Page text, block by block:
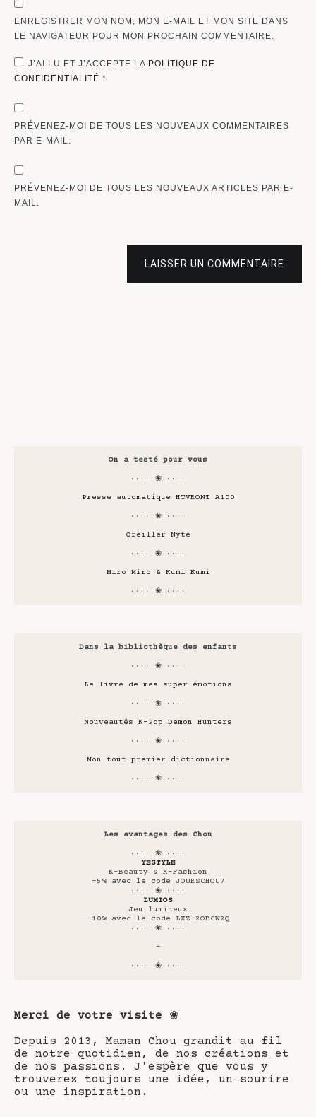
ENREGISTRER MON NOM, MON E-MAIL ET MON SITE DANS
LE NAVIGATEUR POUR MON PROCHAIN COMMENTAIRE.
J’AI LU ET J’ACCEPTE LA POLITIQUE DE
CONFIDENTIALITÉ *
PRÉVENEZ-MOI DE TOUS LES NOUVEAUX COMMENTAIRES
PAR E-MAIL.
PRÉVENEZ-MOI DE TOUS LES NOUVEAUX ARTICLES PAR E-
MAIL.
LAISSER UN COMMENTAIRE
On a testé pour vous
···· ❀ ····
Presse automatique HTVRONT A100
···· ❀ ····
Oreiller Nyte
···· ❀ ····
Miro Miro & Kumi Kumi
···· ❀ ····
Dans la bibliothèque des enfants
···· ❀ ····
Le livre de mes super-émotions
···· ❀ ····
Nouveautés K-Pop Demon Hunters
···· ❀ ····
Mon tout premier dictionnaire
···· ❀ ····
Les avantages des Chou
···· ❀ ····
YESTYLE
K-Beauty & K-Fashion
-5% avec le code JOURSCHOU7
···· ❀ ····
LUMIOS
Jeu lumineux
-10% avec le code LXZ-2OBCW2Q
···· ❀ ····
-
···· ❀ ····
Merci de votre visite ❀
Depuis 2013, Maman Chou grandit au fil
de notre quotidien, de nos créations et
de nos passions. J'espère que vous y
trouverez toujours une idée, un sourire
ou une inspiration.